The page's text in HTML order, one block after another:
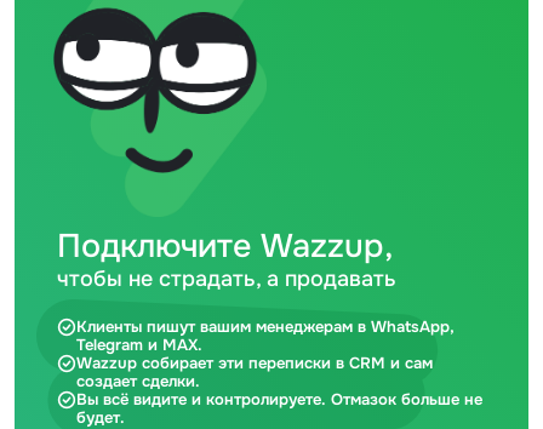
Подключите Wazzup,
чтобы не страдать, а продавать
Клиенты пишут вашим менеджерам в WhatsApp,
Telegram и MAX.
Wazzup собирает эти переписки в CRM и сам
создает сделки.
Вы всё видите и контролируете. Отмазок больше не
будет.